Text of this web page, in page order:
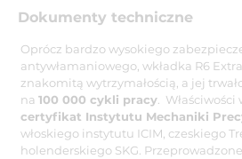
Dokumenty techniczne
Oprócz bardzo wysokiego
antywłamaniowego, wkładka R6
znakomitą wytrzymałością, a jej
na 100 000 cykli pracy .
certyfikat Instytutu Mechaniki
włoskiego instytutu ICIM, czeskiego
holenderskiego SKG.